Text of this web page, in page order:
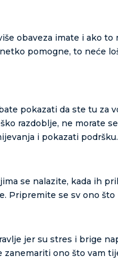
obaveza imate i ako
pomogne, to neće
pokazati da ste tu za
razdoblje, ne morate
i pokazati podršku.
se nalazite, kada ih
Pripremite se sv ono
jer su stres i brige
zanemariti ono što vam